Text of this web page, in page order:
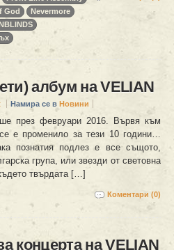
God
Nevermore
албум на VELIAN
Намира се в Новини
през февруари 2016. Вървя към
е променило за тези 10 години…
познатия подлез е все същото,
група, или звезди от световна
твърдата […]
Коментари (0)
концерта на VELIAN